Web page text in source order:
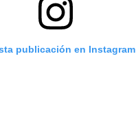
publicación en Instagram